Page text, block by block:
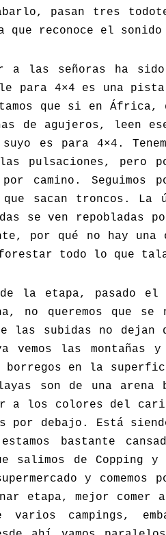
pasan tres
que reconoce el
a las señoras ha
para 4×4 es una
que si en África,
de agujeros, leen
es para 4×4.
las pulsaciones, pero
camino. Seguimos
que sacan troncos. La
se ven repobladas
por qué no hay una
todo lo que
la etapa, pasado el
no queremos que
las subidas no dejan
vemos las montañas
borregos en la
son de una
a los colores del
por debajo. Está
bastante
salimos de Copping
y
etapa, mejor comer
campings,